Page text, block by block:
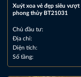
Xuýt xoa vẻ đẹp siêu
phong thủy BT21031
Chủ đầu tư:
Địa chỉ:
Diện tích:
Số tầng: